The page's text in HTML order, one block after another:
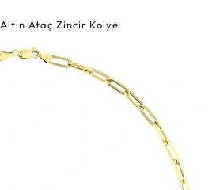
Altın Ataç Zincir Kolye